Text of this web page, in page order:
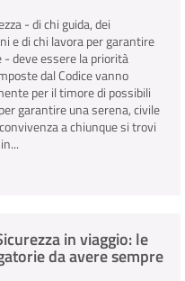
- di chi guida, dei
e di chi lavora per garantire
- deve essere la priorità
dal Codice vanno
per il timore di possibili
garantire una serena, civile
a chiunque si trovi
in viaggio: le
da avere sempre